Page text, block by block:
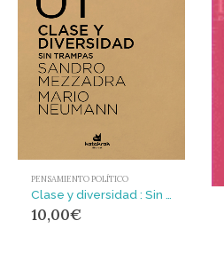
PENSAMIENTO POLÍTICO
10,00€